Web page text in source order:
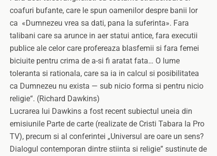
coafuri bufante, care le spun oamenilor despre banii lor
ca «Dumnezeu vrea sa dati, pana la suferinta». Fara
talibani care sa arunce in aer statui antice, fara executii
publice ale celor care profereaza blasfemii si fara femei
biciuite pentru crima de a-si fi aratat fata… O lume
toleranta si rationala, care sa ia in calcul si posibilitatea
ca Dumnezeu nu exista — sub nicio forma si pentru nicio
religie“. (Richard Dawkins)
Lucrarea lui Dawkins a fost recent subiectul uneia din
emisiunile Parte de carte (realizate de Cristi Tabara la Pro
TV), precum si al conferintei „Universul are oare un sens?
Dialogul contemporan dintre stiinta si religie” sustinute de